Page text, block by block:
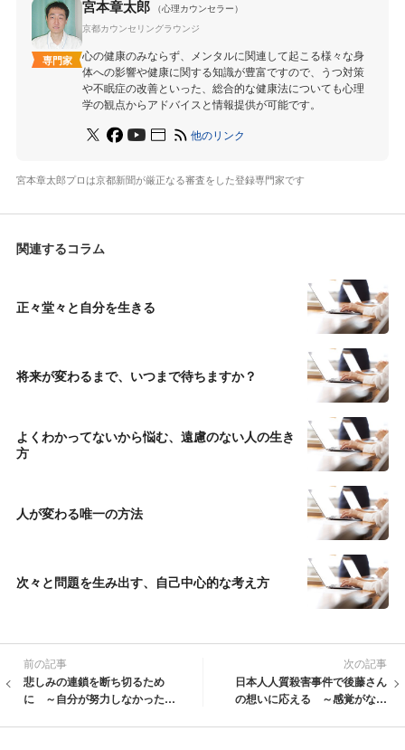
専門家
宮本章太郎
（心理カウンセラー）
京都カウンセリングラウンジ
心の健康のみならず、メンタルに関連して起こる様々な身
体への影響や健康に関する知識が豊富ですので、うつ対策
や不眠症の改善といった、総合的な健康法についても心理
学の観点からアドバイスと情報提供が可能です。
他のリンク
宮本章太郎プロは京都新聞が厳正なる審査をした登録専門家です
関連するコラム
正々堂々と自分を生きる
将来が変わるまで、いつまで待ちますか？
よくわかってないから悩む、遠慮のない人の生き
方
人が変わる唯一の方法
次々と問題を生み出す、自己中心的な考え方
前の記事
悲しみの連鎖を断ち切るため
に ～自分が努力しなかった分
来る～
次の記事
日本人人質殺害事件で後藤さん
の想いに応える ～感覚がない